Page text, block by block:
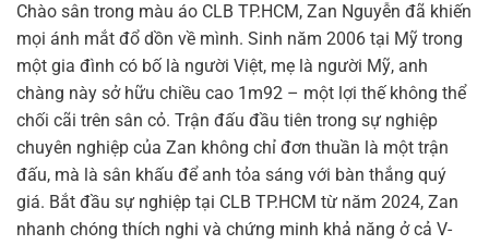
Chào sân trong màu áo CLB TP.HCM, Zan Nguyễn đã khiến
mọi ánh mắt đổ dồn về mình. Sinh năm 2006 tại Mỹ trong
một gia đình có bố là người Việt, mẹ là người Mỹ, anh
chàng này sở hữu chiều cao 1m92 – một lợi thế không thể
chối cãi trên sân cỏ. Trận đấu đầu tiên trong sự nghiệp
chuyên nghiệp của Zan không chỉ đơn thuần là một trận
đấu, mà là sân khấu để anh tỏa sáng với bàn thắng quý
giá. Bắt đầu sự nghiệp tại CLB TP.HCM từ năm 2024, Zan
nhanh chóng thích nghi và chứng minh khả năng ở cả V-